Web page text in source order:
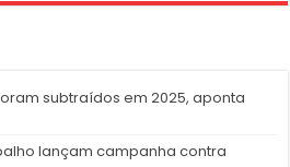
subtraídos em 2025, aponta
lançam campanha contra